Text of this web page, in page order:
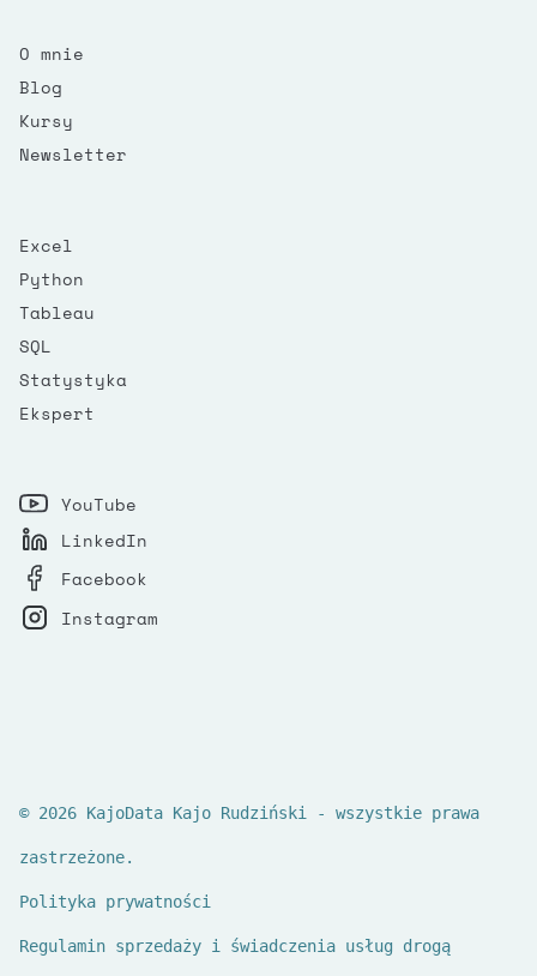
O mnie
Blog
Kursy
Newsletter
Excel
Python
Tableau
SQL
Statystyka
Ekspert
YouTube
LinkedIn
Facebook
Instagram
© 2026 KajoData Kajo Rudziński - wszystkie prawa
zastrzeżone.
Polityka prywatności
Regulamin sprzedaży i świadczenia usług drogą